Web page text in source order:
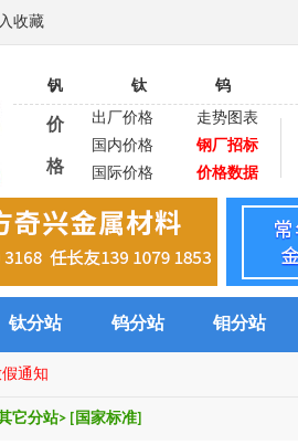
收藏
钒 钛 钨
价
格
出厂价格
走势图表
国内价格
钢厂招标
国际价格
价格数据
钛分站 钨分站 钼分站
通知
它分站> [国家标准]